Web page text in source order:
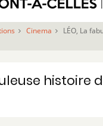
Cinema
LÉO, La
histoire